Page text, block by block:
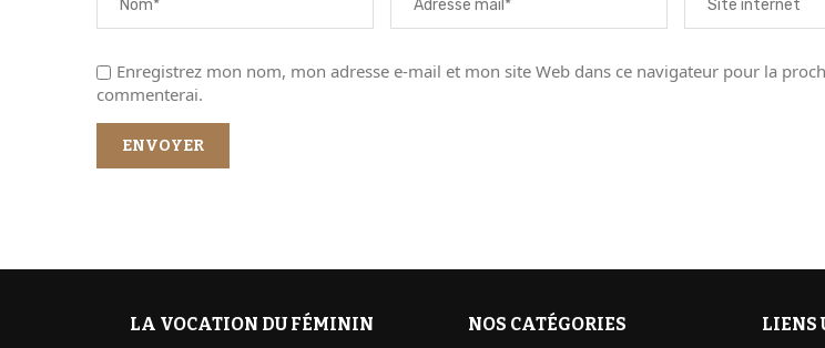
Enregistrez mon nom, mon adresse e-mail et mon site Web dans ce navigateur pour la
commenterai.
LA VOCATION DU FÉMININ NOS CATÉGORIES LIENS